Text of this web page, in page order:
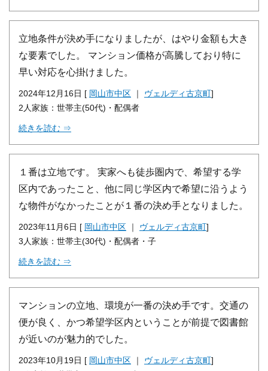
立地条件が決め手になりましたが、はやり金額も大き
な要素でした。 マンション価格が高騰しており特に
早い対応を心掛けました。
2024年12月16日 [ 岡山市中区 ｜ ヴェルディ古京町]
2人家族：世帯主(50代)・配偶者
続きを読む ⇒
１番は立地です。 実家へも徒歩圏内で、希望する学
区内であったこと、他に同じ学区内で希望に沿うよう
な物件がなかったことが１番の決め手となりました。
2023年11月6日 [ 岡山市中区 ｜ ヴェルディ古京町]
3人家族：世帯主(30代)・配偶者・子
続きを読む ⇒
マンションの立地、環境が一番の決め手です。交通の
便が良く、かつ希望学区内ということが前提で図書館
が近いのが魅力的でした。
2023年10月19日 [ 岡山市中区 ｜ ヴェルディ古京町]